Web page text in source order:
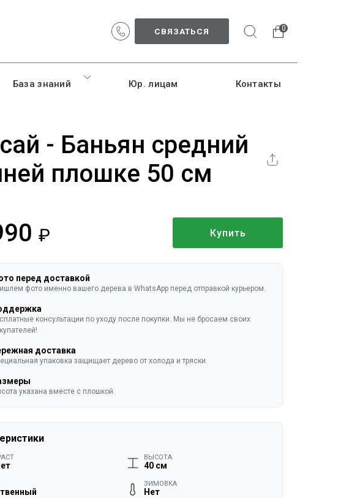
СВЯЗАТЬСЯ 0
База знаний Юр. лицам Контакты
- Баньян средний
плошке 50 см
Купить
перед доставкой
фото именно вашего дерева в WhatsApp перед отправкой курьером.
консультации по уходу после покупки. Мы не бросаем своих
доставка
упаковка защищает дерево от холода и тряски.
указана вместе с плошкой.
ВЫСОТА
40 см
ЗИМОВКА
Нет